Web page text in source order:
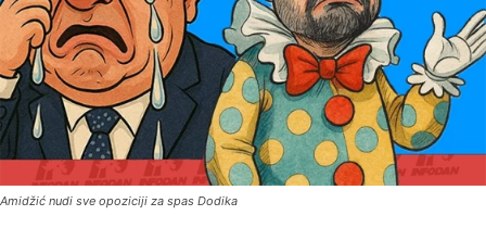
Amidžić nudi sve opoziciji za spas Dodika